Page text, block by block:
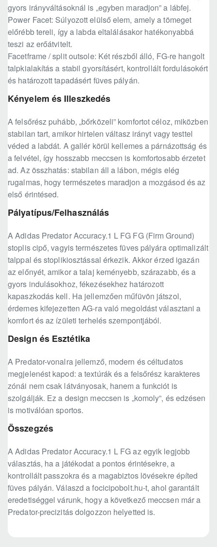
gyors irányváltásoknál is „egyben maradjon” a lábfej.
Power Facet: Súlyozott elülső elem, amely a tömeget
előrébb tereli, így a labda eltalálásakor hatékonyabbá
teszi az erőátvitelt.
Facetframe / split outsole: Két részből álló, FG-re hangolt
talpkialakítás a stabil gyorsításért, kontrollált fordulásokért
és határozott tapadásért füves pályán.
Kényelem és Illeszkedés
A felsőrész puhább, „bőrközeli” komfortot céloz, miközben
stabilan tart, amikor hirtelen váltasz irányt vagy testtel
véded a labdát. A gallér körül kellemes a párnázottság és
a felvétel, így hosszabb meccsen is komfortosabb érzetet
ad. Az összhatás: stabilan áll a lábon, mégis elég
rugalmas, hogy természetes maradjon a mozgásod és az
első érintésed.
Pályatípus/Felhasználás
A Adidas Predator Accuracy.1 L FG FG (Firm Ground)
stoplis cipő, vagyis természetes füves pályára optimalizált
talppal és stoplikiosztással érkezik. Akkor érzed igazán
az előnyét, amikor a talaj keményebb, szárazabb, és a
gyors indulásokhoz, fékezésekhez határozott
kapaszkodás kell. Ha jellemzően műfüvön játszol,
érdemes kifejezetten AG-ra való megoldást választani a
komfort és az ízületi terhelés szempontjából.
Design és Esztétika
A Predator-vonalra jellemző, modern és céltudatos
megjelenést kapod: a textúrák és a felsőrész karakteres
zónái nem csak látványosak, hanem a funkciót is
szolgálják. Ez a design meccsen is „komoly”, és edzésen
is motiválóan sportos.
Összegzés
A Adidas Predator Accuracy.1 L FG az egyik legjobb
választás, ha a játékodat a pontos érintésekre, a
kontrollált passzokra és a magabiztos lövésekre építed
füves pályán. Válaszd a focicipobolt.hu-t, ahol garantált
eredetiséggel várunk, hogy a következő meccsen már a
Predator-precizitás dolgozzon helyetted is.